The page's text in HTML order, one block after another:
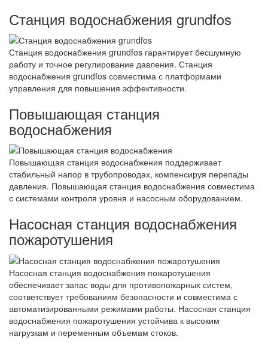
Станция водоснабжения grundfos
Станция водоснабжения grundfos гарантирует бесшумную
работу и точное регулирование давления. Станция
водоснабжения grundfos совместима с платформами
управления для повышения эффективности.
Повышающая станция
водоснабжения
Повышающая станция водоснабжения поддерживает
стабильный напор в трубопроводах, компенсируя перепады
давления. Повышающая станция водоснабжения совместима
с системами контроля уровня и насосным оборудованием.
Насосная станция водоснабжения
пожаротушения
Насосная станция водоснабжения пожаротушения
обеспечивает запас воды для противопожарных систем,
соответствует требованиям безопасности и совместима с
автоматизированными режимами работы. Насосная станция
водоснабжения пожаротушения устойчива к высоким
нагрузкам и переменным объемам стоков.